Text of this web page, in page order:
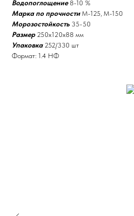
Водопоглощение8-10 %
Марка по прочностиМ-125, М-150
Морозостойкость 35-50
Размер 250х120х88 мм
Упаковка 252/330 шт
Формат: 1.4 НФ